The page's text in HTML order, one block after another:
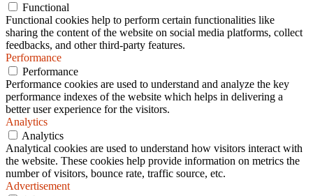
Functional
Functional cookies help to perform certain functionalities like
sharing the content of the website on social media platforms, collect
feedbacks, and other third-party features.
Performance
Performance
Performance cookies are used to understand and analyze the key
performance indexes of the website which helps in delivering a
better user experience for the visitors.
Analytics
Analytics
Analytical cookies are used to understand how visitors interact with
the website. These cookies help provide information on metrics the
number of visitors, bounce rate, traffic source, etc.
Advertisement